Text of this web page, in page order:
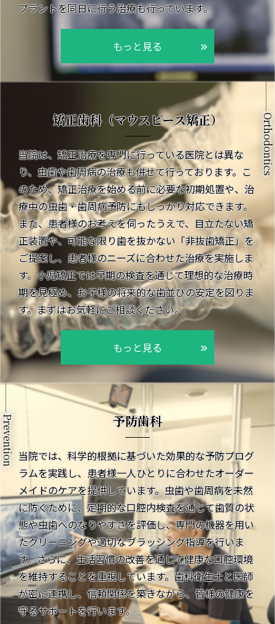
プラントを同日に行う治療も行っています。
もっと見る
Orthodontics
矯正歯科（マウスピース矯正）
当院は、矯正治療を専門に行っている医院とは異な
り、虫歯や歯周病の治療も併せて行っております。こ
のため、矯正治療を始める前に必要な初期処置や、治
療中の虫歯・歯周病予防にもしっかり対応できます。
また、患者様のお考えを伺ったうえで、目立たない矯
正装置や、可能な限り歯を抜かない「非抜歯矯正」を
ご提案し、患者様のニーズに合わせた治療を実施しま
す。小児矯正では早期の検査を通じて理想的な治療時
期を見極め、お子様の将来的な歯並びの安定を図りま
す。まずはお気軽にご相談ください。
もっと見る
Prevention 予防歯科
当院では、科学的根拠に基づいた効果的な予防プログ
ラムを実践し、患者様一人ひとりに合わせたオーダー
メイドのケアを提供しています。虫歯や歯周病を未然
に防ぐために、定期的な口腔内検査を通じて歯質の状
態や虫歯へのなりやすさを評価し、専門の機器を用い
たクリーニングや適切なブラッシング指導を行いま
す。さらに、生活習慣の改善を通じて健康な口腔環境
を維持することを重視しています。歯科衛生士と医師
が密に連携し、信頼関係を築きながら、皆様の健康を
守るサポートを行います。